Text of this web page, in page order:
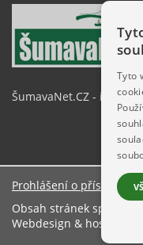
ŠumavaNet.CZ -
Prohlášení o přístupnosti
Obsah stránek spravuje:
Webdesign & hosting:
Tyto